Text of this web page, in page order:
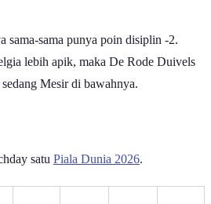
sama-sama punya poin disiplin -2.
lebih apik, maka De Rode Duivels
Mesir di bawahnya.
satu Piala Dunia 2026.